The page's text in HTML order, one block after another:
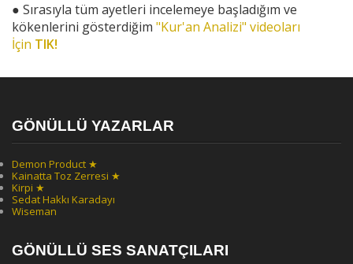
● Sırasıyla tüm ayetleri incelemeye başladığım ve
kökenlerini gösterdiğim "Kur'an Analizi" videoları
İçin TIK!
GÖNÜLLÜ YAZARLAR
Demon Product ★
Kainatta Toz Zerresi ★
Kirpi ★
Sedat Hakkı Karadayı
Wiseman
GÖNÜLLÜ SES SANATÇILARI